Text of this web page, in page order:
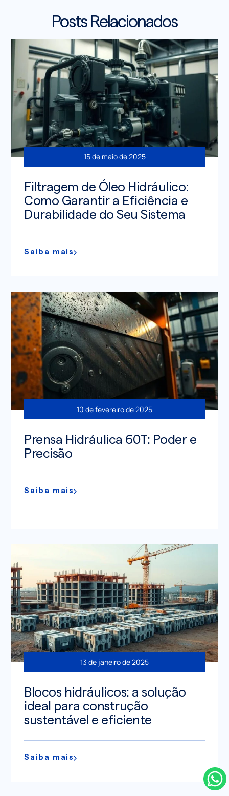
Posts Relacionados
15 de maio de 2025
Filtragem de Óleo Hidráulico:
Como Garantir a Eficiência e
Durabilidade do Seu Sistema
Saiba mais
10 de fevereiro de 2025
Prensa Hidráulica 60T: Poder e
Precisão
Saiba mais
13 de janeiro de 2025
Blocos hidráulicos: a solução
ideal para construção
sustentável e eficiente
Saiba mais